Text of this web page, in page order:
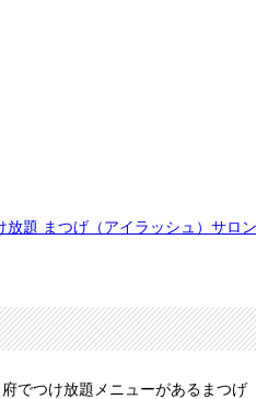
放題 まつげ（アイラッシュ）サロン
でつけ放題メニューがあるまつげ